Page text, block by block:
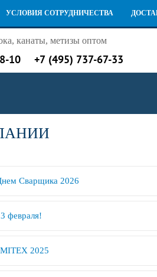
УСЛОВИЯ СОТРУДНИЧЕСТВА
канаты, метизы оптом
10 +7 (495) 737-67-33
Сварщика 2026
февраля!
2025